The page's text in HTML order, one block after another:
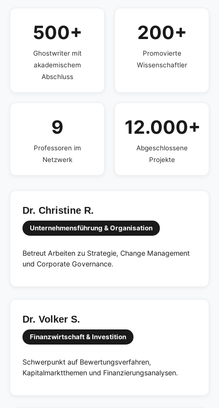
500+
Ghostwriter mit
akademischem
Abschluss
200+
Promovierte
Wissenschaftler
9
Professoren im
Netzwerk
12.000+
Abgeschlossene
Projekte
Dr. Christine R.
Unternehmensführung & Organisation
Betreut Arbeiten zu Strategie, Change Management
und Corporate Governance.
Dr. Volker S.
Finanzwirtschaft & Investition
Schwerpunkt auf Bewertungsverfahren,
Kapitalmarktthemen und Finanzierungsanalysen.